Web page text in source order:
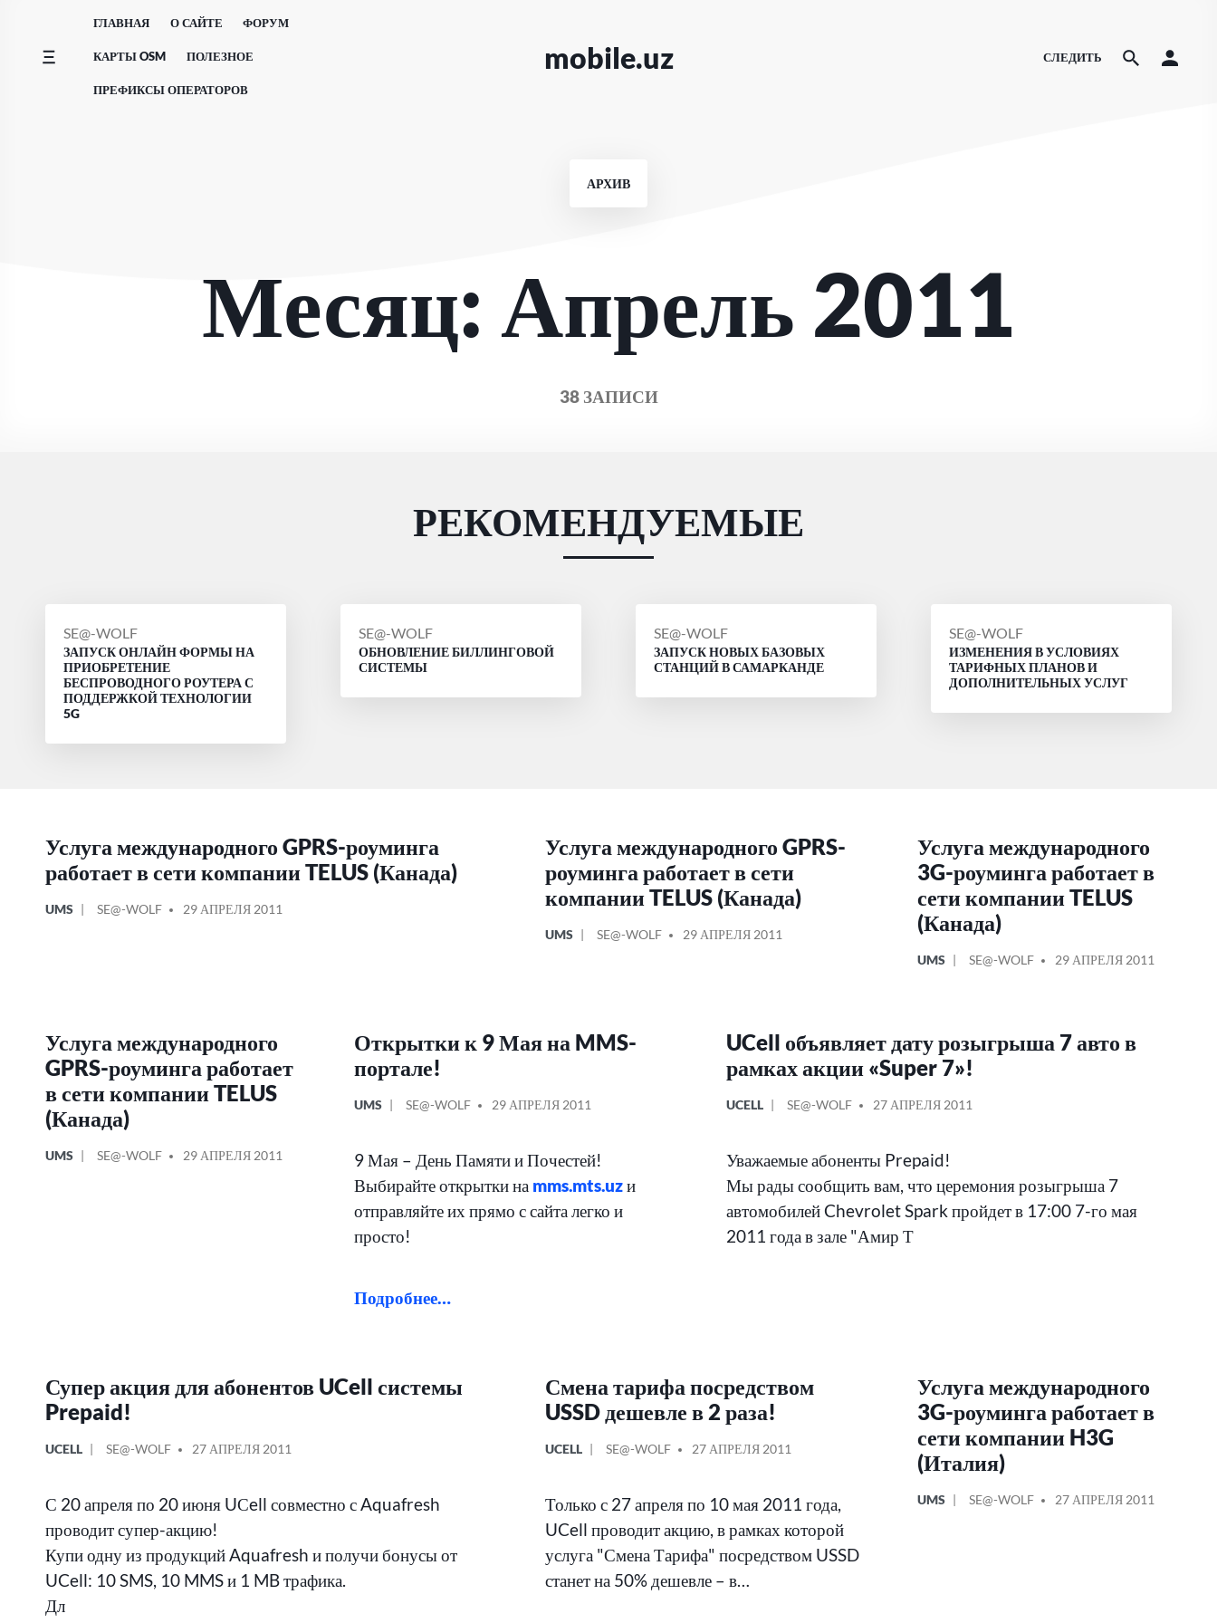
содержимому
ГЛАВНАЯ О САЙТЕ ФОРУМ
КАРТЫ OSM ПОЛЕЗНОЕ
ПРЕФИКСЫ ОПЕРАТОРОВ
mobile.uz СЛЕДИТЬ
АРХИВ
Месяц: Апрель 2011
38 ЗАПИСИ
РЕКОМЕНДУЕМЫЕ
СООБЩЕНИЕ
ОТ
SE@-WOLF
ЗАПУСК ОНЛАЙН ФОРМЫ НА
ПРИОБРЕТЕНИЕ
БЕСПРОВОДНОГО РОУТЕРА С
ПОДДЕРЖКОЙ ТЕХНОЛОГИИ
5G
СООБЩЕНИЕ
ОТ
SE@-WOLF
ОБНОВЛЕНИЕ БИЛЛИНГОВОЙ
СИСТЕМЫ
СООБЩЕНИЕ
ОТ
SE@-WOLF
ЗАПУСК НОВЫХ БАЗОВЫХ
СТАНЦИЙ В САМАРКАНДЕ
СООБЩЕНИЕ
ОТ
SE@-WOLF
ИЗМЕНЕНИЯ В УСЛОВИЯХ
ТАРИФНЫХ ПЛАНОВ И
ДОПОЛНИТЕЛЬНЫХ УСЛУГ
Услуга международного GPRS-роуминга
работает в сети компании TELUS (Канада)
ОПУБЛИКОВАНО
UMS
СООБЩЕНИЕ
SE@-WOLF 29 АПРЕЛЯ 2011
Услуга международного GPRS-
роуминга работает в сети
компании TELUS (Канада)
ОПУБЛИКОВАНО
UMS
СООБЩЕНИЕ
SE@-WOLF 29 АПРЕЛЯ 2011
Услуга международного
3G-роуминга работает в
сети компании TELUS
(Канада)
ОПУБЛИКОВАНО
UMS
СООБЩЕНИЕ
SE@-WOLF 29 АПРЕЛЯ 2011
Услуга международного
GPRS-роуминга работает
в сети компании TELUS
(Канада)
ОПУБЛИКОВАНО
UMS
СООБЩЕНИЕ
SE@-WOLF 29 АПРЕЛЯ 2011
Открытки к 9 Мая на MMS-
портале!
ОПУБЛИКОВАНО
UMS
СООБЩЕНИЕ
SE@-WOLF 29 АПРЕЛЯ 2011
9 Мая – День Памяти и Почестей!
Выбирайте открытки на mms.mts.uzи
отправляйте их прямо с сайта легко и
просто!
Подробнее…
UCell объявляет дату розыгрыша 7 авто в
рамках акции «Super 7»!
ОПУБЛИКОВАНО
UCELL
СООБЩЕНИЕ
SE@-WOLF 27 АПРЕЛЯ 2011
Уважаемые абоненты Prepaid!
Мы рады сообщить вам, что церемония розыгрыша 7
автомобилей Chevrolet Spark пройдет в 17:00 7-го мая
2011 года в зале "Амир Т
Супер акция для абонентов UCell системы
Prepaid!
ОПУБЛИКОВАНО
UCELL
СООБЩЕНИЕ
SE@-WOLF 27 АПРЕЛЯ 2011
С 20 апреля по 20 июня UСell совместно с Aquafresh
проводит супер-акцию!
Купи одну из продукций Aquafresh и получи бонусы от
UCell: 10 SMS, 10 MMS и 1 MB трафика.
Дл
Смена тарифа посредством
USSD дешевле в 2 раза!
ОПУБЛИКОВАНО
UCELL
СООБЩЕНИЕ
SE@-WOLF 27 АПРЕЛЯ 2011
Только с 27 апреля по 10 мая 2011 года,
UCell проводит акцию, в рамках которой
услуга "Смена Тарифа" посредством USSD
станет на 50% дешевле – в…
Услуга международного
3G-роуминга работает в
сети компании H3G
(Италия)
ОПУБЛИКОВАНО
UMS
СООБЩЕНИЕ
SE@-WOLF 27 АПРЕЛЯ 2011